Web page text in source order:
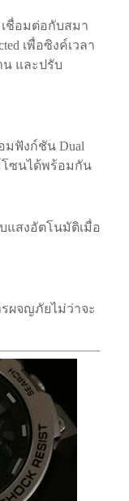
เชื่อมต่อกับสมา
เพื่อซิงค์เวลา
น และปรับ
มฟังก์ชัน Dual
โซนได้พร้อมกัน
แสงอัตโนมัติเมื่อ
ผจญภัยไม่ว่าจะ